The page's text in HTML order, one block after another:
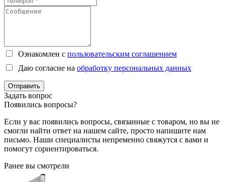
Ознакомлен с пользовательским соглашением
Даю согласие на обработку персональных данных
Отправить
Задать вопрос
Появились вопросы?
Если у вас появились вопросы, связанные с товаром, но вы не
смогли найти ответ на нашем сайте, просто напишите нам
письмо. Наши специалисты непременно свяжутся с вами и
помогут сориентироваться.
Ранее вы смотрели